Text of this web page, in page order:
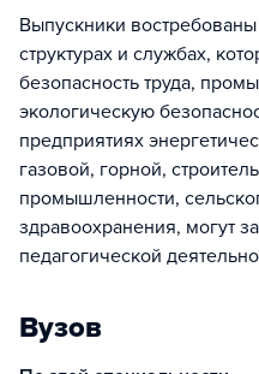
Выпускники
структурах и службах,
безопасность труда,
экологическую
предприятиях
газовой, горной,
промышленности,
здравоохранения, могут
педагогической
Вузов